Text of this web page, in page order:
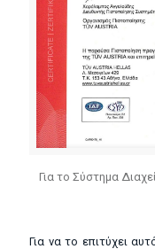
Για το Σύστημα
Για να το επιτύχει